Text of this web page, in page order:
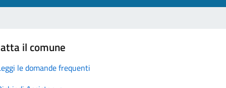
il comune
le domande frequenti